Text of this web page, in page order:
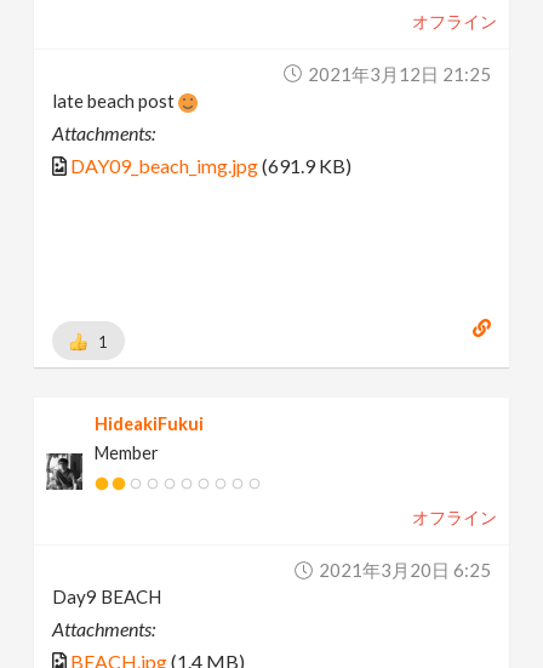
オフライン
2021年3月12日 21:25
late beach post
Attachments:
DAY09_beach_img.jpg(691.9 KB)
1
HideakiFukui
Member
オフライン
2021年3月20日 6:25
Day9 BEACH
Attachments:
BEACH.jpg(1.4 MB)